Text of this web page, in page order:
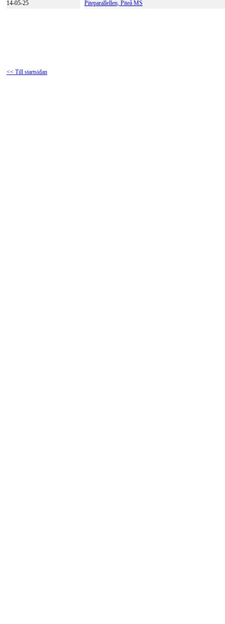
14-05-25 Piteparallellen, Piteå MS
<< Till startsidan